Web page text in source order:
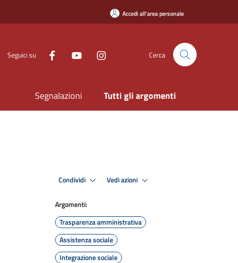
Accedi all'area personale
Seguici su Cerca
Segnalazioni Tutti gli argomenti
Condividi Vedi azioni
Argomenti:
Trasparenza amministrativa
Assistenza sociale
Integrazione sociale